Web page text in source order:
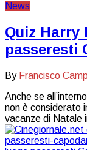
News
Quiz Harry
passeresti
By Francisco
Anche se
non è considerato
vacanze di Natale